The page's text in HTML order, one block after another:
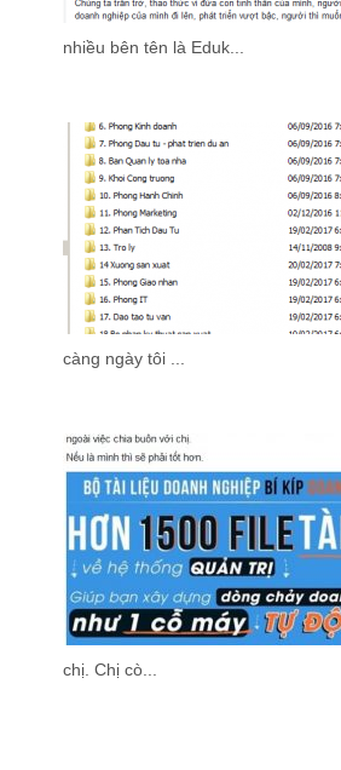
nhiều bên tên là Eduk...
càng ngày tôi ...
chị. Chị cò...